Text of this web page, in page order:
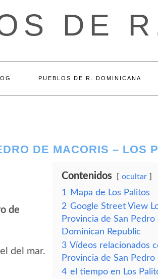
DE
PUEBLOS DE R. DOMINICANA
DE MACORIS – LOS
de
del mar.
Contenidos ocultar
1
Mapa de Los Palitos
2 Google Street View
Provincia de San
Dominican Republic
3 Vídeos relacionados
Provincia de San
4 el tiempo en Los